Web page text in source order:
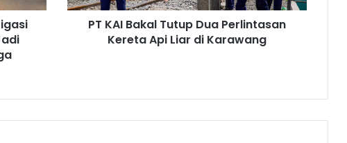
Liar
Karawang
PT KAI Bakal Tutup Dua Perlintasan
Kereta Api Liar di Karawang